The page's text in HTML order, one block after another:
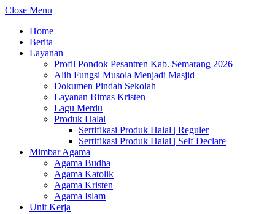
Close Menu
Home
Berita
Layanan
Profil Pondok Pesantren Kab. Semarang 2026
Alih Fungsi Musola Menjadi Masjid
Dokumen Pindah Sekolah
Layanan Bimas Kristen
Lagu Merdu
Produk Halal
Sertifikasi Produk Halal | Reguler
Sertifikasi Produk Halal | Self Declare
Mimbar Agama
Agama Budha
Agama Katolik
Agama Kristen
Agama Islam
Unit Kerja